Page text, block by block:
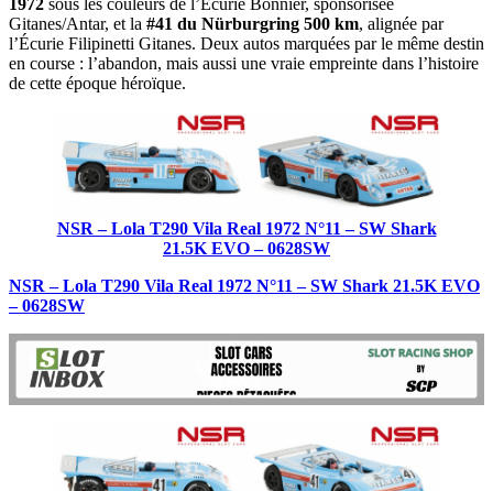
Gitanes/Antar, et la #41 du Nürburgring 500 km, alignée par
l’Écurie Filipinetti Gitanes. Deux autos marquées par le même destin
en course : l’abandon, mais aussi une vraie empreinte dans l’histoire
de cette époque héroïque.
NSR – Lola T290 Vila Real 1972 N°11 – SW Shark
21.5K EVO – 0628SW
NSR – Lola T290 Vila Real 1972 N°11 – SW Shark 21.5K EVO
– 0628SW